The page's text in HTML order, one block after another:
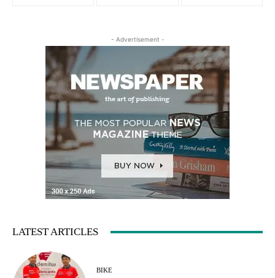
- Advertisement -
LATEST ARTICLES
BIKE